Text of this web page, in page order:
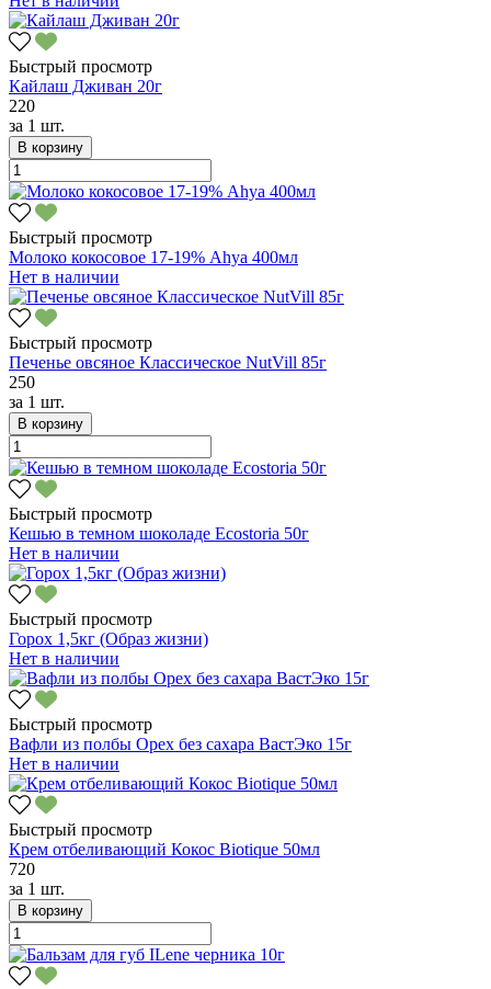
Быстрый просмотр
Кайлаш Дживан 20г
220
за 1 шт.
В корзину
Быстрый просмотр
Молоко кокосовое 17-19% Ahya 400мл
Нет в наличии
Быстрый просмотр
Печенье овсяное Классическое NutVill 85г
250
за 1 шт.
В корзину
Быстрый просмотр
Кешью в темном шоколаде Ecostoria 50г
Нет в наличии
Быстрый просмотр
Горох 1,5кг (Образ жизни)
Нет в наличии
Быстрый просмотр
Вафли из полбы Орех без сахара ВастЭко 15г
Нет в наличии
Быстрый просмотр
Крем отбеливающий Кокос Biotique 50мл
720
за 1 шт.
В корзину